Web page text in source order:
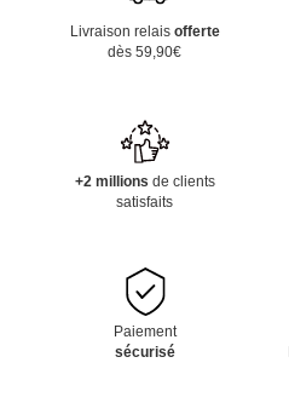
Livraison relais offerte
dès 59,90€
+2 millions de clients
satisfaits
Paiement
sécurisé